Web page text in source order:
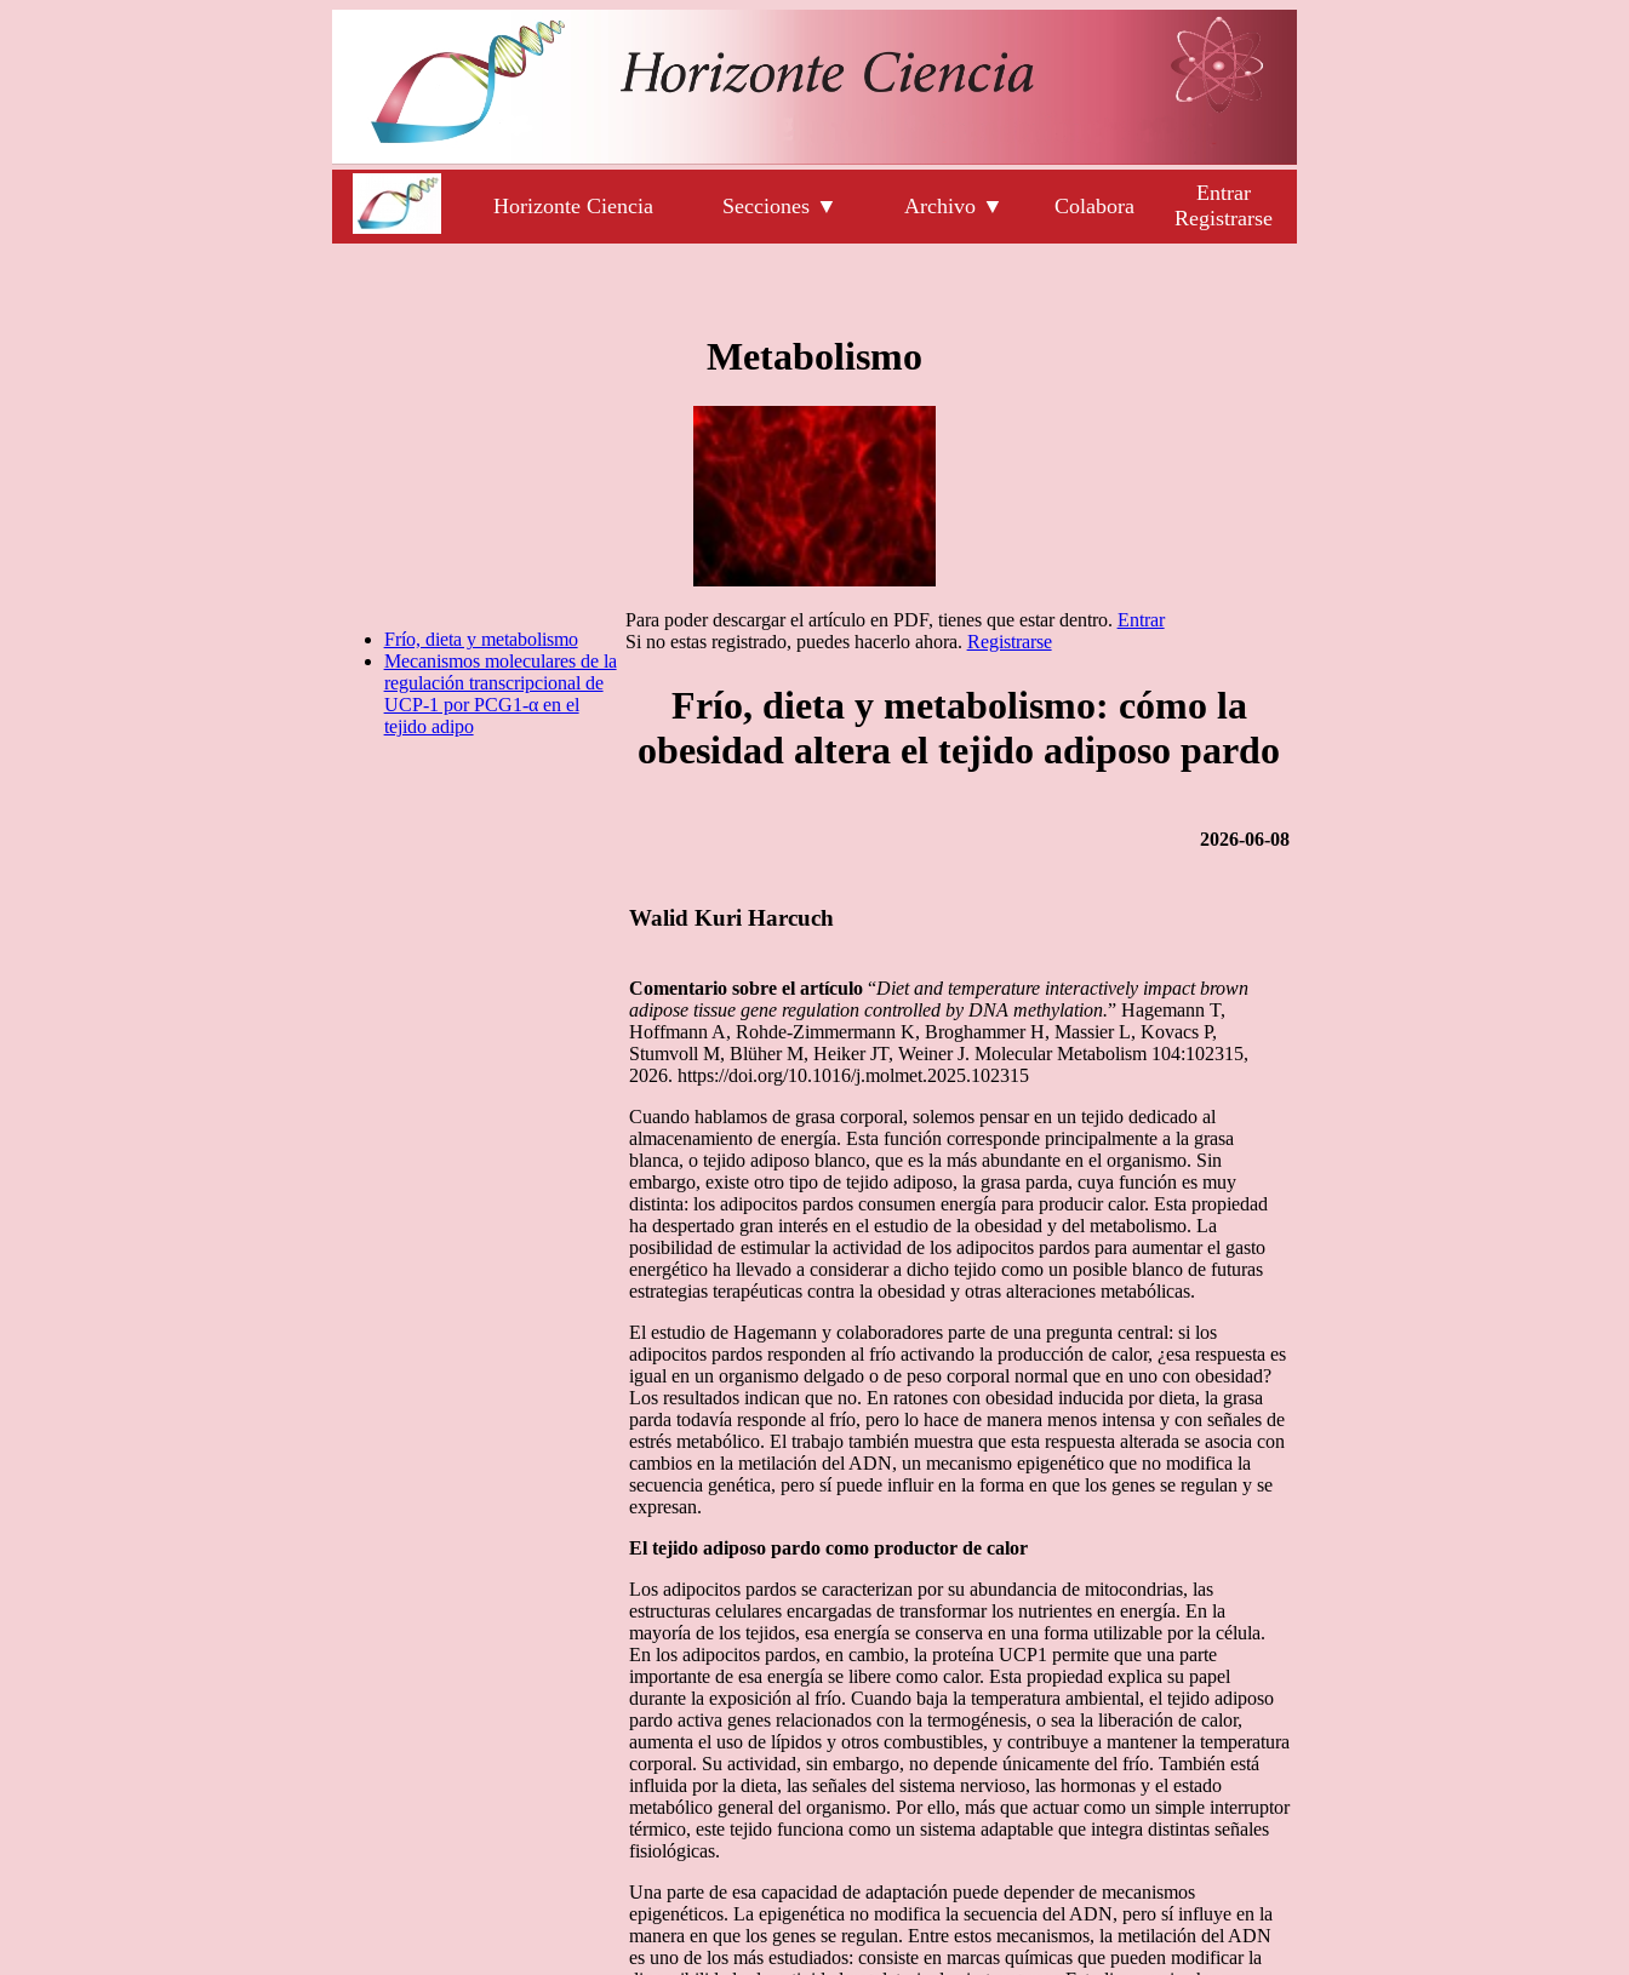
Horizonte Ciencia Secciones ▼ Archivo ▼ Colabora
Entrar
Registrarse
Metabolismo
Frío, dieta y metabolismo
Mecanismos moleculares de la
regulación transcripcional de
UCP-1 por PCG1-α en el
tejido adipo
Para poder descargar el artículo en PDF, tienes que estar dentro. Entrar
Si no estas registrado, puedes hacerlo ahora. Registrarse
Frío, dieta y metabolismo: cómo la
obesidad altera el tejido adiposo pardo
2026-06-08
Walid Kuri Harcuch
Comentario sobre el artículo“Diet and temperature interactively impact brown
adipose tissue gene regulation controlled by DNA methylation.” Hagemann T,
Hoffmann A, Rohde-Zimmermann K, Broghammer H, Massier L, Kovacs P,
Stumvoll M, Blüher M, Heiker JT, Weiner J. Molecular Metabolism 104:102315,
2026. https://doi.org/10.1016/j.molmet.2025.102315
Cuando hablamos de grasa corporal, solemos pensar en un tejido dedicado al
almacenamiento de energía. Esta función corresponde principalmente a la grasa
blanca, o tejido adiposo blanco, que es la más abundante en el organismo. Sin
embargo, existe otro tipo de tejido adiposo, la grasa parda, cuya función es muy
distinta: los adipocitos pardos consumen energía para producir calor. Esta propiedad
ha despertado gran interés en el estudio de la obesidad y del metabolismo. La
posibilidad de estimular la actividad de los adipocitos pardos para aumentar el gasto
energético ha llevado a considerar a dicho tejido como un posible blanco de futuras
estrategias terapéuticas contra la obesidad y otras alteraciones metabólicas.
El estudio de Hagemann y colaboradores parte de una pregunta central: si los
adipocitos pardos responden al frío activando la producción de calor, ¿esa respuesta es
igual en un organismo delgado o de peso corporal normal que en uno con obesidad?
Los resultados indican que no. En ratones con obesidad inducida por dieta, la grasa
parda todavía responde al frío, pero lo hace de manera menos intensa y con señales de
estrés metabólico. El trabajo también muestra que esta respuesta alterada se asocia con
cambios en la metilación del ADN, un mecanismo epigenético que no modifica la
secuencia genética, pero sí puede influir en la forma en que los genes se regulan y se
expresan.
El tejido adiposo pardo como productor de calor
Los adipocitos pardos se caracterizan por su abundancia de mitocondrias, las
estructuras celulares encargadas de transformar los nutrientes en energía. En la
mayoría de los tejidos, esa energía se conserva en una forma utilizable por la célula.
En los adipocitos pardos, en cambio, la proteína UCP1 permite que una parte
importante de esa energía se libere como calor. Esta propiedad explica su papel
durante la exposición al frío. Cuando baja la temperatura ambiental, el tejido adiposo
pardo activa genes relacionados con la termogénesis, o sea la liberación de calor,
aumenta el uso de lípidos y otros combustibles, y contribuye a mantener la temperatura
corporal. Su actividad, sin embargo, no depende únicamente del frío. También está
influida por la dieta, las señales del sistema nervioso, las hormonas y el estado
metabólico general del organismo. Por ello, más que actuar como un simple interruptor
térmico, este tejido funciona como un sistema adaptable que integra distintas señales
fisiológicas.
Una parte de esa capacidad de adaptación puede depender de mecanismos
epigenéticos. La epigenética no modifica la secuencia del ADN, pero sí influye en la
manera en que los genes se regulan. Entre estos mecanismos, la metilación del ADN
es uno de los más estudiados: consiste en marcas químicas que pueden modificar la